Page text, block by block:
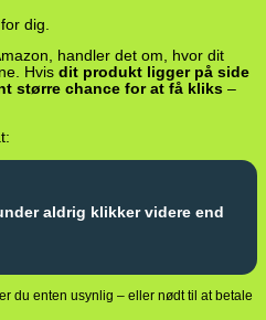
dig.
handler det om, hvor dit
Hvis dit produkt ligger på side
større chance for at få kliks –
aldrig klikker videre end
du enten usynlig – eller nødt til at betale